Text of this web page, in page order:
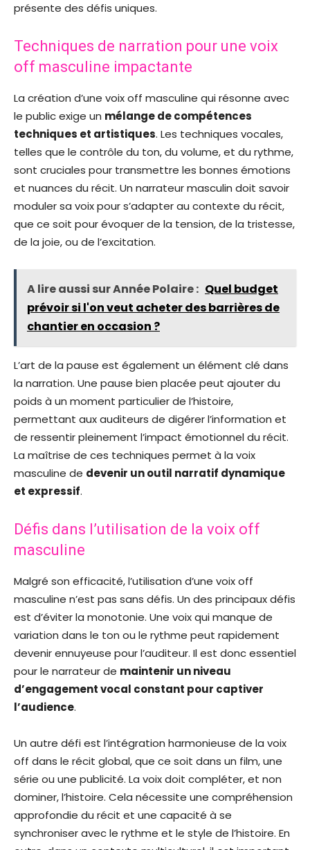
présente des défis uniques.
Techniques de narration pour une voix
off masculine impactante
La création d’une voix off masculine qui résonne avec
le public exige un mélange de compétences
techniques et artistiques. Les techniques vocales,
telles que le contrôle du ton, du volume, et du rythme,
sont cruciales pour transmettre les bonnes émotions
et nuances du récit. Un narrateur masculin doit savoir
moduler sa voix pour s’adapter au contexte du récit,
que ce soit pour évoquer de la tension, de la tristesse,
de la joie, ou de l’excitation.
A lire aussi sur Année Polaire : Quel budget
prévoir si l'on veut acheter des barrières de
chantier en occasion ?
L’art de la pause est également un élément clé dans
la narration. Une pause bien placée peut ajouter du
poids à un moment particulier de l’histoire,
permettant aux auditeurs de digérer l’information et
de ressentir pleinement l’impact émotionnel du récit.
La maîtrise de ces techniques permet à la voix
masculine de devenir un outil narratif dynamique
et expressif.
Défis dans l’utilisation de la voix off
masculine
Malgré son efficacité, l’utilisation d’une voix off
masculine n’est pas sans défis. Un des principaux défis
est d’éviter la monotonie. Une voix qui manque de
variation dans le ton ou le rythme peut rapidement
devenir ennuyeuse pour l’auditeur. Il est donc essentiel
pour le narrateur de maintenir un niveau
d’engagement vocal constant pour captiver
l’audience.
Un autre défi est l’intégration harmonieuse de la voix
off dans le récit global, que ce soit dans un film, une
série ou une publicité. La voix doit compléter, et non
dominer, l’histoire. Cela nécessite une compréhension
approfondie du récit et une capacité à se
synchroniser avec le rythme et le style de l’histoire. En